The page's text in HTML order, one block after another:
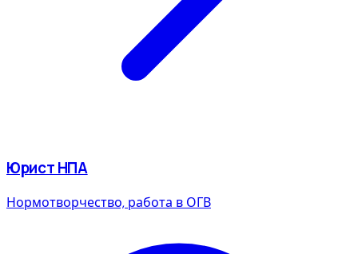
Юрист НПА
Нормотворчество, работа в ОГВ